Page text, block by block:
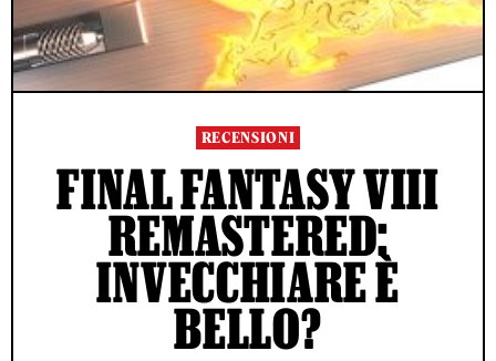
RECENSIONI
FINAL FANTASY VIII
REMASTERED:
INVECCHIARE È
BELLO?